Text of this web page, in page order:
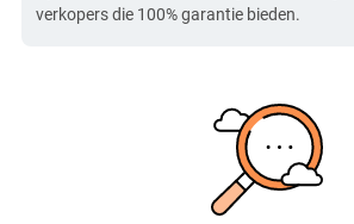
verkopers die 100% garantie bieden.